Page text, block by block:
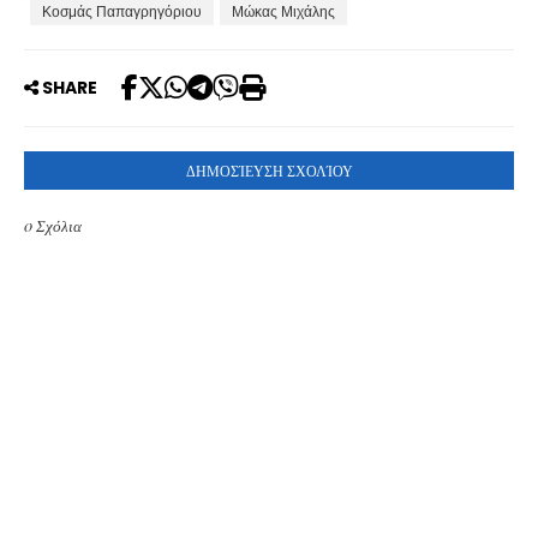
Κοσμάς Παπαγρηγόριου
Μώκας Μιχάλης
SHARE
ΔΗΜΟΣΊΕΥΣΗ ΣΧΟΛΊΟΥ
0 Σχόλια